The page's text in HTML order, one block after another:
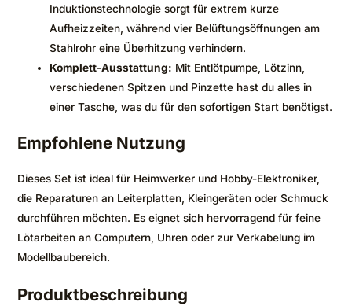
Induktionstechnologie sorgt für extrem kurze
Aufheizzeiten, während vier Belüftungsöffnungen am
Stahlrohr eine Überhitzung verhindern.
Komplett-Ausstattung: Mit Entlötpumpe, Lötzinn,
verschiedenen Spitzen und Pinzette hast du alles in
einer Tasche, was du für den sofortigen Start benötigst.
Empfohlene Nutzung
Dieses Set ist ideal für Heimwerker und Hobby-Elektroniker,
die Reparaturen an Leiterplatten, Kleingeräten oder Schmuck
durchführen möchten. Es eignet sich hervorragend für feine
Lötarbeiten an Computern, Uhren oder zur Verkabelung im
Modellbaubereich.
Produktbeschreibung